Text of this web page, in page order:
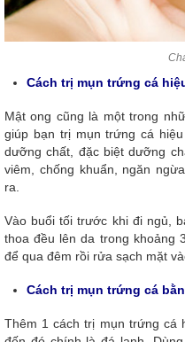
Cách trị mụn trứng cá
Mật ong cũng là một trong
giúp bạn trị mụn trứng cá
dưỡng chất, đặc biệt dưỡng
viêm, chống khuẩn, ngăn
ra.
Vào buổi tối trước khi đi ngủ,
thoa đều lên da trong khoảng
để qua đêm rồi rửa sạch mặt
Cách trị mụn trứng cá
Thêm 1 cách trị mụn trứng cá